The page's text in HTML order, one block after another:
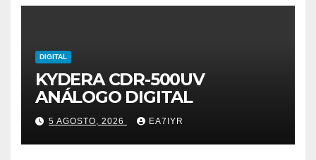
DIGITAL
KYDERA CDR-500UV
ANÁLOGO DIGITAL
5 AGOSTO, 2026 EA7IYR